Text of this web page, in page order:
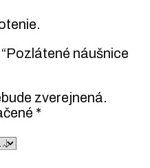
náušnice
zverejnená.
*